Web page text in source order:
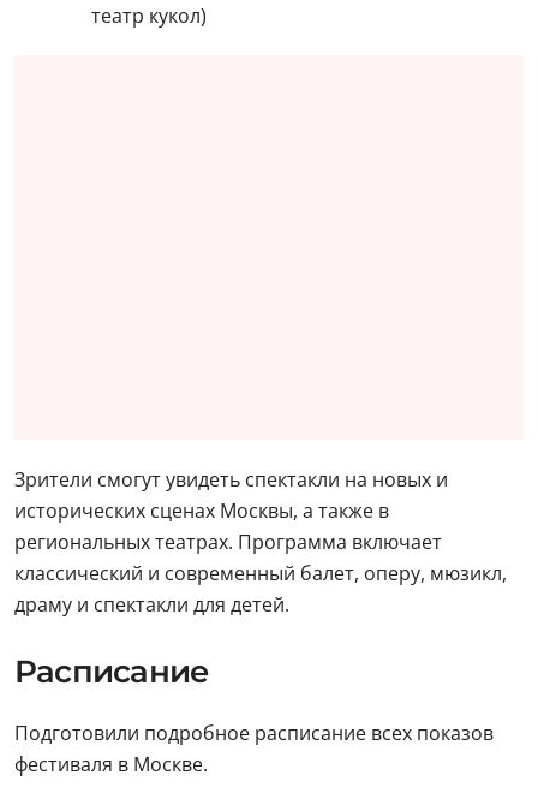
театр кукол)
Зрители смогут увидеть спектакли на новых и
исторических сценах Москвы, а также в
региональных театрах. Программа включает
классический и современный балет, оперу, мюзикл,
драму и спектакли для детей.
Расписание
Подготовили подробное расписание всех показов
фестиваля в Москве.